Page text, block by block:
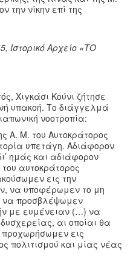
την νίκην επί της
Ιστορικό Αρχείο «ΤΟ
Χιγκάσι Κούνι ζήτησε
υπακοή. Το διάγγελμά
νοοτροπία:
Α. Μ. του Αυτοκράτορος
υπετάγη. Αδιάφορον
ημάς και αδιάφορον
αυτοκράτορος
εις την
να υποφέρωμεν το μη
να προσβλέψωμεν
με ευμένειαν (…) να
αι οποίαι θα
εις
πολιτισμού και μίας νέας